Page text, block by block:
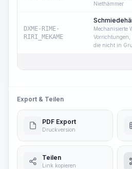
Niethämmer
DXME-RIME-
RIRI_MEKAME
Mechanisierte
Vorrichtungen,
die nicht in
Export & Teilen
PDF Export
Druckversion
Teilen
Link kopieren